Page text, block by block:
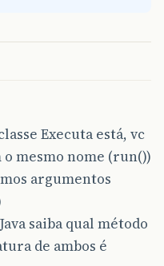
Executa está, vc
mesmo nome (run())
argumentos
saiba qual método
de ambos é